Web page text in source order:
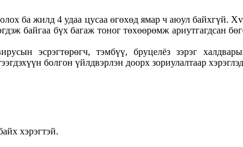
ба жилд 4 удаа цусаа өгөхөд ямар ч аюул байхгүй.
байгаа бүх багаж тоног төхөөрөмж ариутгагдсан
эсрэгтөрөгч, тэмбүү, бруцелёз зэрэг
болгон үйлдвэрлэн доорх зориулалтаар
хэрэгтэй.